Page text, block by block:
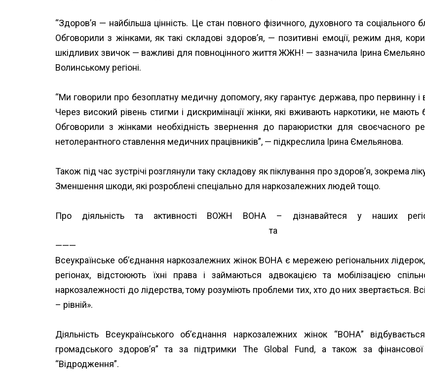
“Здоров’я — найбільша цінність. Це стан повного фізичного, духовного та соціального
Обговорили з жінками, як такі складові здоров’я, — позитивні емоції, режим дня,
шкідливих звичок — важливі для повноцінного життя ЖЖН! — зазначила Ірина
Волинському регіоні.
“Ми говорили про безоплатну медичну допомогу, яку гарантує держава, про первинну і
Через високий рівень стигми і дискримінації жінки, які вживають наркотики, не
Обговорили з жінками необхідність звернення до параюристки для своєчасного
нетолерантного ставлення медичних працівників”, — підкреслила Ірина Ємельянова.
Також під час зустрічі розглянули таку складову як піклування про здоров’я, зокрема
Зменшення шкоди, які розроблені спеціально для наркозалежних людей тощо.
Про діяльність та активності ВОЖН ВОНА – дізнавайтеся у наших
та
———
Всеукраїнське об’єднання наркозалежних жінок ВОНА є мережею регіональних
регіонах, відстоюють їхні права і займаються адвокацією та мобілізацією
наркозалежності до лідерства, тому розуміють проблеми тих, хто до них звертається.
– рівній».
Діяльність Всеукраїнського об’єднання наркозалежних жінок “ВОНА”
громадського здоров’я”та за підтримки The Global Fund, а також за
“Відродження”.